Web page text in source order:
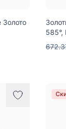
Золото
585°,